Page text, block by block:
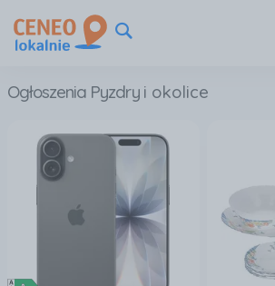
Ogłoszenia Pyzdry i okolice